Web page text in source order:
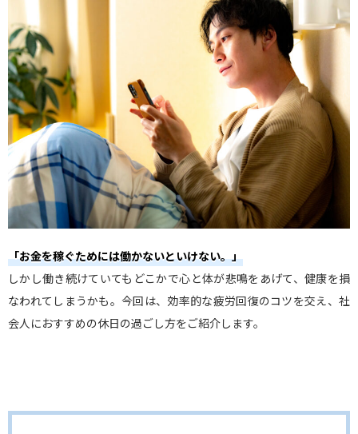
「お金を稼ぐためには働かないといけない。」
しかし働き続けていてもどこかで心と体が悲鳴をあげて、健康を損
なわれてしまうかも。今回は、効率的な疲労回復のコツを交え、社
会人におすすめの休日の過ごし方をご紹介します。